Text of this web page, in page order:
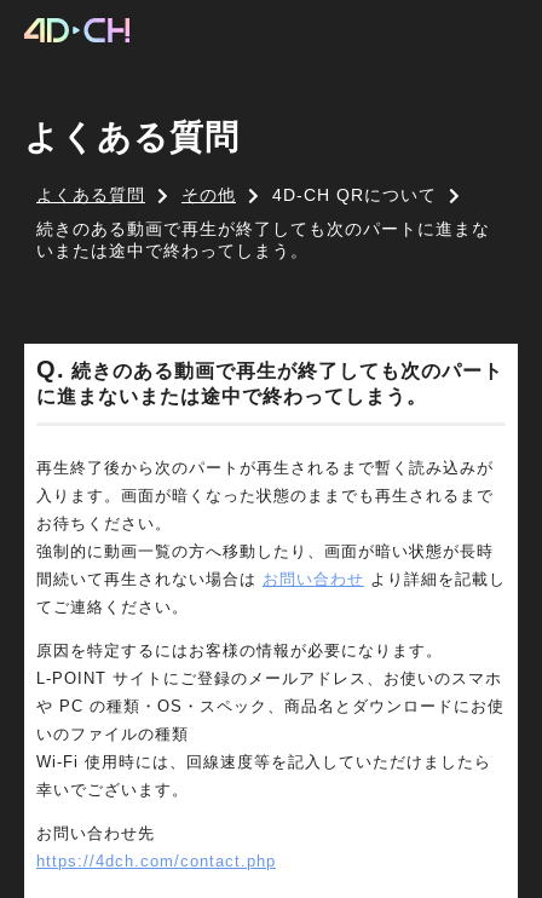
よくある質問
よくある質問 その他
4D-CH QRについて
続きのある動画で再生が終了しても次のパートに進まな
いまたは途中で終わってしまう。
続きのある動画で再生が終了しても次のパート
に進まないまたは途中で終わってしまう。
再生終了後から次のパートが再生されるまで暫く読み込みが
入ります。画面が暗くなった状態のままでも再生されるまで
お待ちください。
強制的に動画一覧の方へ移動したり、画面が暗い状態が長時
間続いて再生されない場合は お問い合わせ より詳細を記載し
てご連絡ください。
原因を特定するにはお客様の情報が必要になります。
L-POINT サイトにご登録のメールアドレス、お使いのスマホ
や PC の種類・OS・スペック、商品名とダウンロードにお使
いのファイルの種類
Wi-Fi 使用時には、回線速度等を記入していただけましたら
幸いでございます。
お問い合わせ先
https://4dch.com/contact.php